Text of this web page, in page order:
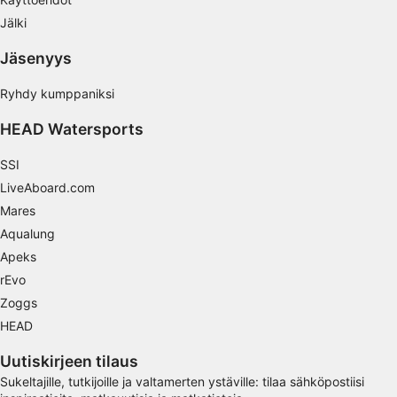
Jälki
Jäsenyys
Ryhdy kumppaniksi
HEAD Watersports
SSI
LiveAboard.com
Mares
Aqualung
Apeks
rEvo
Zoggs
HEAD
Uutiskirjeen tilaus
Sukeltajille, tutkijoille ja valtamerten ystäville: tilaa sähköpostiisi
Yleisöjen ymmärtäminen eri lähteistä
peräisin olevien tietojen, tilastojen tai
Tarkkojen sijaintitietojen käyttäminen
Tunnista laitteet aktiivisesti pyydettyjen
Muut kuin IAB:n käsittelytarkoitukset:
Suorituskyky